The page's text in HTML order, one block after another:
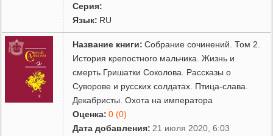
Серия:
Язык: RU
Название книги: Собрание сочинений. Том 2.
История крепостного мальчика. Жизнь и
смерть Гришатки Соколова. Рассказы о
Суворове и русских солдатах. Птица-слава.
Декабристы. Охота на императора
Оценка: 0 (0)
Дата добавления: 21 июля 2020, 6:03